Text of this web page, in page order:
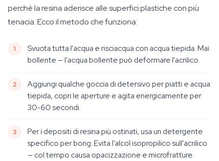
perché la resina aderisce alle superfici plastiche con più
tenacia. Ecco il metodo che funziona:
Svuota tutta l'acqua e risciacqua con acqua tiepida. Mai
bollente — l'acqua bollente può deformare l'acrilico.
Aggiungi qualche goccia di detersivo per piatti e acqua
tiepida, copri le aperture e agita energicamente per
30-60 secondi.
Per i depositi di resina più ostinati, usa un detergente
specifico per bong. Evita l'alcol isopropilico sull'acrilico
— col tempo causa opacizzazione e microfratture.